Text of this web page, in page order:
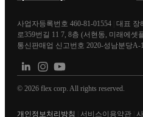
사업자등록번호 460-81-01554 대표 장
로359번길 11 7, 8층 (서현동, 미래에셋
통신판매업 신고번호 2020-성남분당A-
© 2026 flex corp. All rights reserved.
개인정보처리방침 서비스이용약관